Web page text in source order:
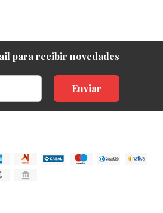
para recibir novedades
Enviar